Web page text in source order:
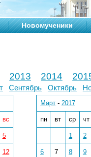
Новомученики
2013 2014
Сентябрь Октябрь
вс
5
12
Март- 2017
пн вт ср чт
1 2
6 7 8 9